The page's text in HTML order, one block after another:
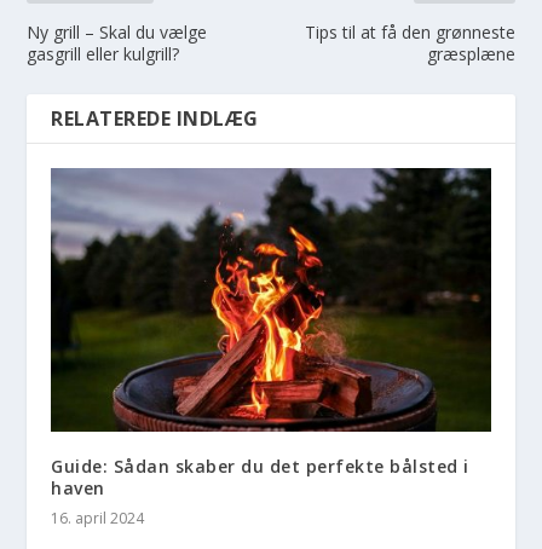
Ny grill – Skal du vælge
gasgrill eller kulgrill?
Tips til at få den grønneste
græsplæne
RELATEREDE INDLÆG
Guide: Sådan skaber du det perfekte bålsted i
haven
16. april 2024